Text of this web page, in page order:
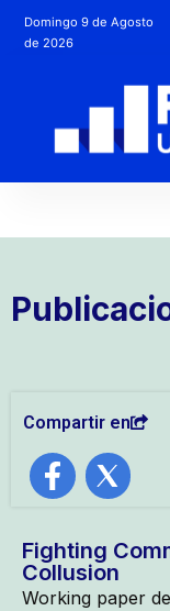
Domingo 9 de Agosto
de 2026
Compartir en
Fighting
Collusion
Working paper